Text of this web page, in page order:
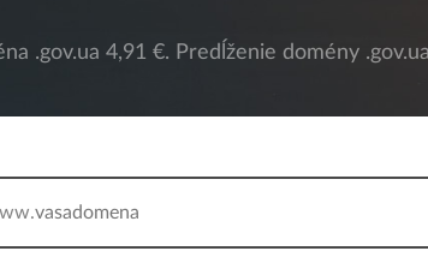
.gov.ua 4,91 €. Predĺženie domény